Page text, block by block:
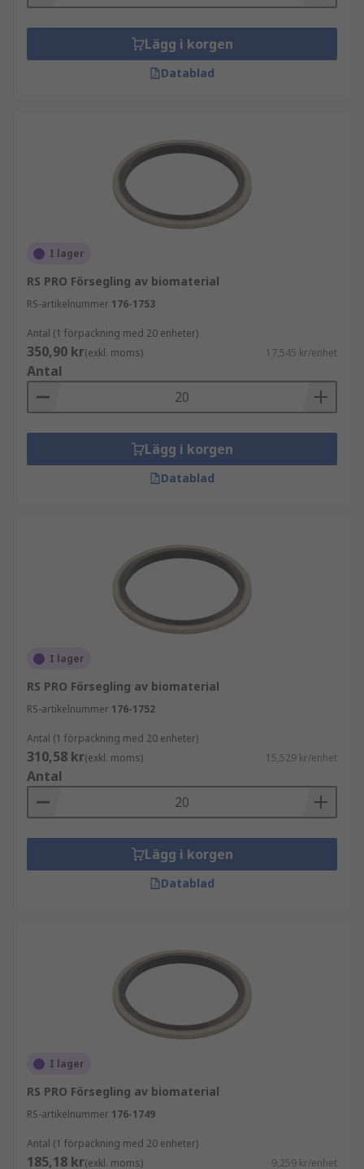
Lägg i korgen
Datablad
I lager
RS PRO Försegling av biomaterial
RS-artikelnummer 176-1753
Antal (1 förpackning med 20 enheter)
350,90 kr(exkl. moms) 17,545 kr/enhet
Antal
Lägg i korgen
Datablad
I lager
RS PRO Försegling av biomaterial
RS-artikelnummer 176-1752
Antal (1 förpackning med 20 enheter)
310,58 kr(exkl. moms) 15,529 kr/enhet
Antal
Lägg i korgen
Datablad
I lager
RS PRO Försegling av biomaterial
RS-artikelnummer 176-1749
Antal (1 förpackning med 20 enheter)
185,18 kr(exkl. moms) 9,259 kr/enhet